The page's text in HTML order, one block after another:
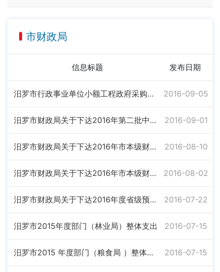
市财政局
信息标题 发布日期
汨罗市行政事业单位小额工程政府采购实施定点服务企业变更联系人公告 2016-09-05
汨罗市财政局关于下达2016年第二批中央财政专项扶贫资金的通知 2016-09-01
汨罗市财政局关于下达2016年市本级财政专项扶贫资金（雨露计划）的通知 2016-08-10
汨罗市财政局关于下达2016年市本级财政专项扶贫资金（易地搬迁）的通知 2016-08-02
汨罗市财政局关于下达2016年度省级预算财政专项扶贫资金（扶贫发展资金）指标的通知 2016-07-22
汨罗市2015年度部门（林业局）整体支出 2016-07-15
汨罗市2015 年度部门（粮食局 ）整体支出 2016-07-15